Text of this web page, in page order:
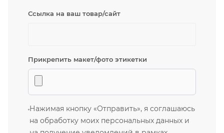
Ссылка на ваш товар/сайт
Прикрепить макет/фото этикетки
Нажимая кнопку «Отправить», я соглашаюсь
на обработку моих персональных данных и